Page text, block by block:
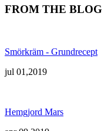
FROM THE BLOG
Smörkräm - Grundrecept
jul 01,2019
Hemgjord Mars